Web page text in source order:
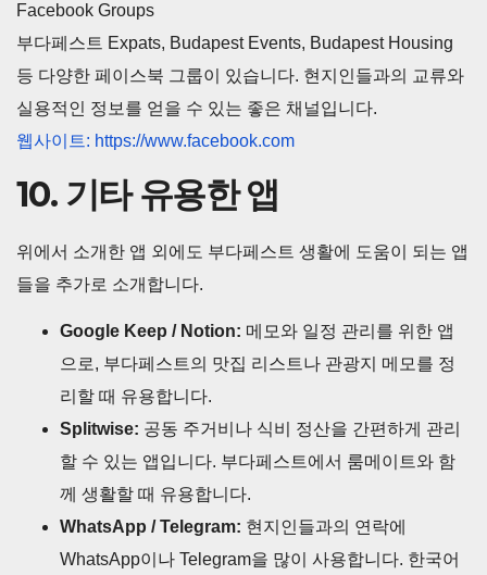
Facebook Groups
부다페스트 Expats, Budapest Events, Budapest Housing
등 다양한 페이스북 그룹이 있습니다. 현지인들과의 교류와
실용적인 정보를 얻을 수 있는 좋은 채널입니다.
웹사이트: https://www.facebook.com
10. 기타 유용한 앱
위에서 소개한 앱 외에도 부다페스트 생활에 도움이 되는 앱
들을 추가로 소개합니다.
Google Keep / Notion: 메모와 일정 관리를 위한 앱
으로, 부다페스트의 맛집 리스트나 관광지 메모를 정
리할 때 유용합니다.
Splitwise: 공동 주거비나 식비 정산을 간편하게 관리
할 수 있는 앱입니다. 부다페스트에서 룸메이트와 함
께 생활할 때 유용합니다.
WhatsApp / Telegram: 현지인들과의 연락에
WhatsApp이나 Telegram을 많이 사용합니다. 한국어